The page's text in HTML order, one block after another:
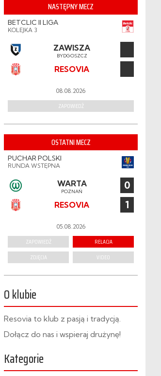
NASTĘPNY MECZ
BETCLIC II LIGA
KOLEJKA 3
ZAWISZA
BYDGOSZCZ
RESOVIA
08.08.2026
ZAPOWIEDŹ
OSTATNI MECZ
PUCHAR POLSKI
RUNDA WSTĘPNA
WARTA
POZNAŃ 0
RESOVIA 1
05.08.2026
ZAPOWIEDŹ
RELACJA
ZDJĘCIA
VIDEO
O klubie
Resovia to klub z pasją i tradycją.
Dołącz do nas i wspieraj drużynę!
Kategorie